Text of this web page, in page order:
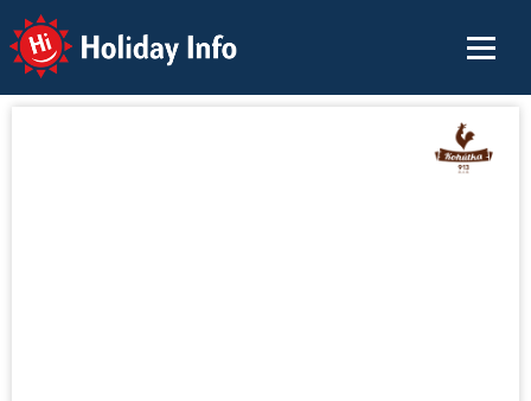
Holiday Info